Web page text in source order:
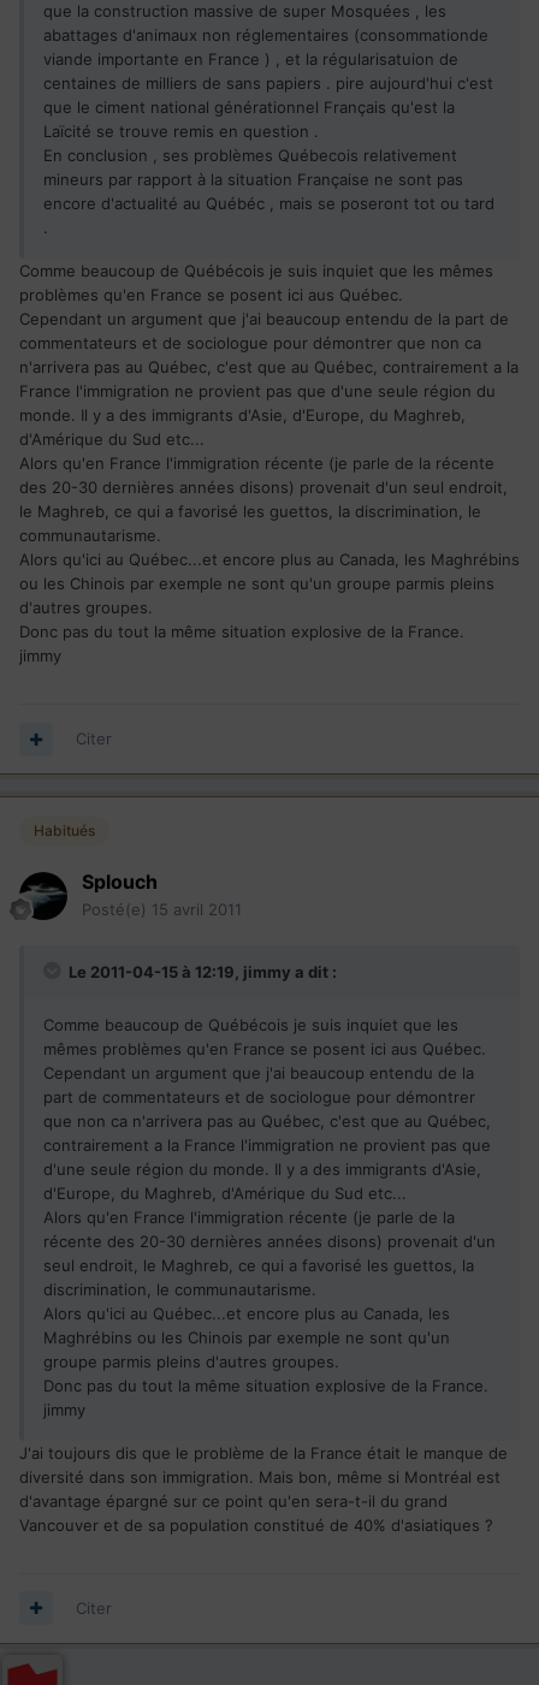
que la construction massive de super Mosquées , les
abattages d'animaux non réglementaires (consommationde
viande importante en France ) , et la régularisatuion de
centaines de milliers de sans papiers . pire aujourd'hui c'est
que le ciment national générationnel Français qu'est la
Laïcité se trouve remis en question .
En conclusion , ses problèmes Québecois relativement
mineurs par rapport à la situation Française ne sont pas
encore d'actualité au Québéc , mais se poseront tot ou tard
.
Comme beaucoup de Québécois je suis inquiet que les mêmes
problèmes qu'en France se posent ici aus Québec.
Cependant un argument que j'ai beaucoup entendu de la part de
commentateurs et de sociologue pour démontrer que non ca
n'arrivera pas au Québec, c'est que au Québec, contrairement a la
France l'immigration ne provient pas que d'une seule région du
monde. Il y a des immigrants d'Asie, d'Europe, du Maghreb,
d'Amérique du Sud etc...
Alors qu'en France l'immigration récente (je parle de la récente
des 20-30 dernières années disons) provenait d'un seul endroit,
le Maghreb, ce qui a favorisé les guettos, la discrimination, le
communautarisme.
Alors qu'ici au Québec...et encore plus au Canada, les Maghrébins
ou les Chinois par exemple ne sont qu'un groupe parmis pleins
d'autres groupes.
Donc pas du tout la même situation explosive de la France.
jimmy
Citer
Habitués
Splouch
Posté(e) 15 avril 2011
Le 2011-04-15 à 12:19, jimmy a dit :
Comme beaucoup de Québécois je suis inquiet que les
mêmes problèmes qu'en France se posent ici aus Québec.
Cependant un argument que j'ai beaucoup entendu de la
part de commentateurs et de sociologue pour démontrer
que non ca n'arrivera pas au Québec, c'est que au Québec,
contrairement a la France l'immigration ne provient pas que
d'une seule région du monde. Il y a des immigrants d'Asie,
d'Europe, du Maghreb, d'Amérique du Sud etc...
Alors qu'en France l'immigration récente (je parle de la
récente des 20-30 dernières années disons) provenait d'un
seul endroit, le Maghreb, ce qui a favorisé les guettos, la
discrimination, le communautarisme.
Alors qu'ici au Québec...et encore plus au Canada, les
Maghrébins ou les Chinois par exemple ne sont qu'un
groupe parmis pleins d'autres groupes.
Donc pas du tout la même situation explosive de la France.
jimmy
J'ai toujours dis que le problème de la France était le manque de
diversité dans son immigration. Mais bon, même si Montréal est
d'avantage épargné sur ce point qu'en sera-t-il du grand
Vancouver et de sa population constitué de 40% d'asiatiques ?
Citer